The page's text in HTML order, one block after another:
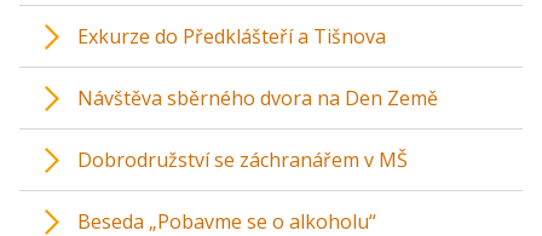
Exkurze do Předklášteří a Tišnova
Návštěva sběrného dvora na Den Země
Dobrodružství se záchranářem v MŠ
Beseda „Pobavme se o alkoholu“